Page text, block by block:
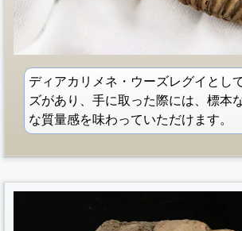
ディアカリメネ・ウーズレグイとし
ズがあり、手に取った際には、標本
な質量感を味わっていただけます。